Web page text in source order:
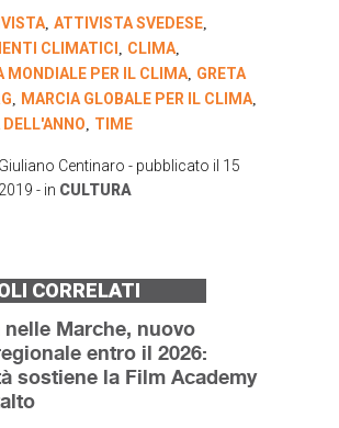
ATTIVISTA SVEDESE
CLIMATICI CLIMA
MONDIALE PER IL CLIMA GRETA
MARCIA GLOBALE PER IL CLIMA
DELL'ANNO TIME
Giuliano Centinaro - pubblicato il 15
- in CULTURA
CORRELATI
nelle Marche, nuovo
entro il 2026:
sostiene la Film Academy